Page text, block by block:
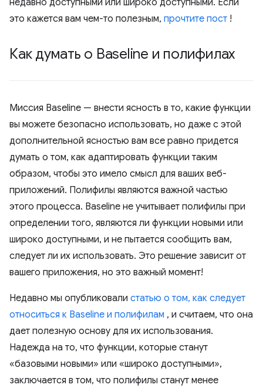
недавно доступными или широко доступными. Если
это кажется вам чем-то полезным, прочтите пост !
Как думать о Baseline и полифилах
Миссия Baseline — внести ясность в то, какие функции
вы можете безопасно использовать, но даже с этой
дополнительной ясностью вам все равно придется
думать о том, как адаптировать функции таким
образом, чтобы это имело смысл для ваших веб-
приложений. Полифилы являются важной частью
этого процесса. Baseline не учитывает полифилы при
определении того, являются ли функции новыми или
широко доступными, и не пытается сообщить вам,
следует ли их использовать. Это решение зависит от
вашего приложения, но это важный момент!
Недавно мы опубликовали статью о том, как следует
относиться к Baseline и полифилам , и считаем, что она
дает полезную основу для их использования.
Надежда на то, что функции, которые станут
«базовыми новыми» или «широко доступными»,
заключается в том, что полифилы станут менее